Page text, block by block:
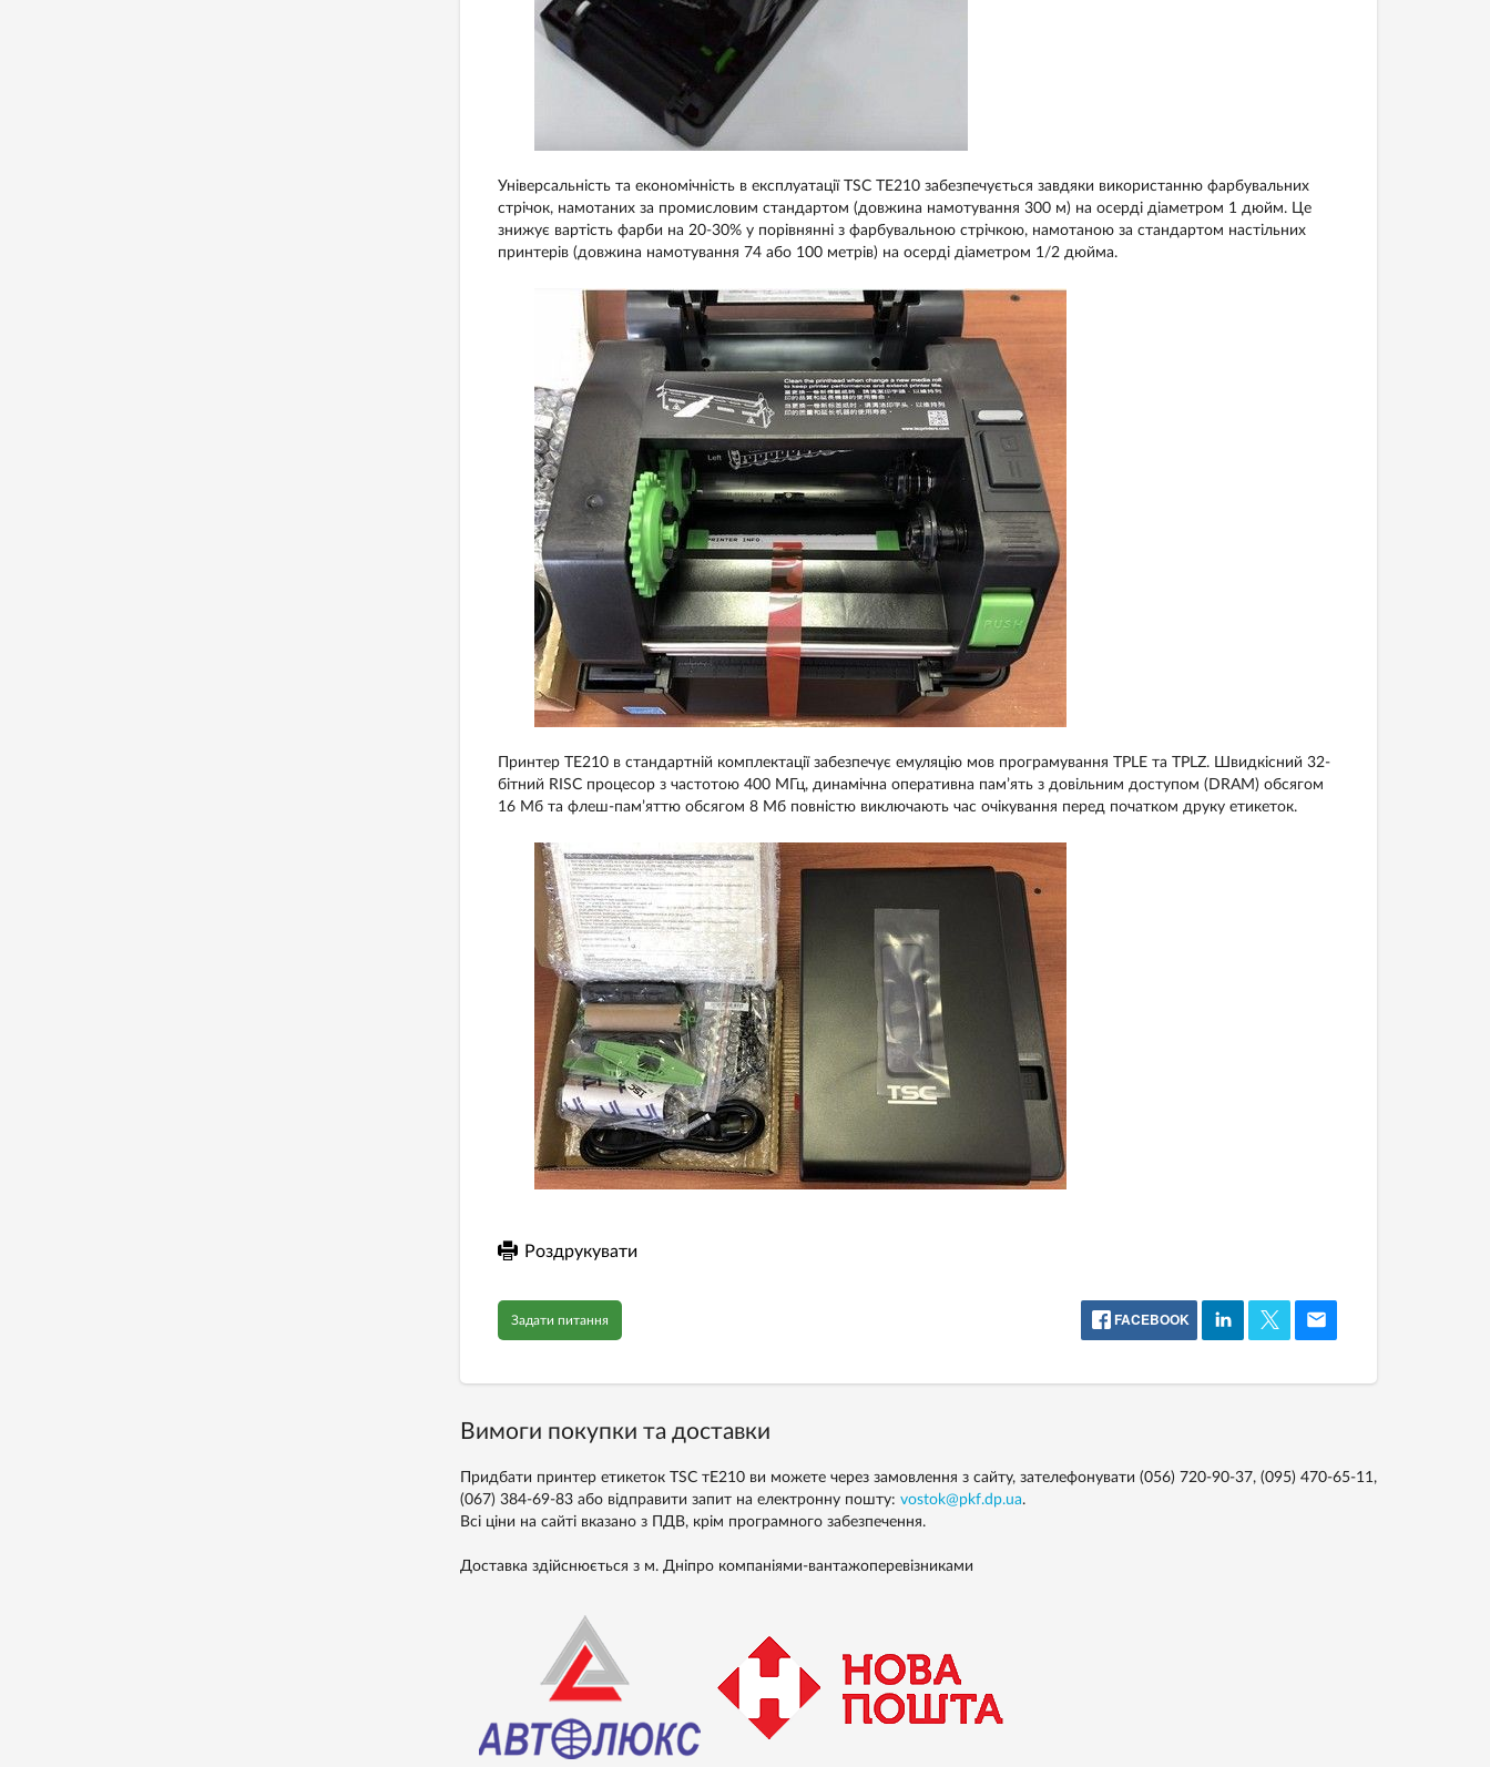
Універсальність та економічність в експлуатації TSC TE210 забезпечується завдяки використанню фарбувальних
стрічок, намотаних за промисловим стандартом (довжина намотування 300 м) на осерді діаметром 1 дюйм. Це
знижує вартість фарби на 20-30% у порівнянні з фарбувальною стрічкою, намотаною за стандартом настільних
принтерів (довжина намотування 74 або 100 метрів) на осерді діаметром 1/2 дюйма.
Принтер TE210 в стандартній комплектації забезпечує емуляцію мов програмування TPLE та TPLZ. Швидкісний 32-
бітний RISC процесор з частотою 400 МГц, динамічна оперативна пам’ять з довільним доступом (DRAM) обсягом
16 Мб та флеш-пам’яттю обсягом 8 Мб повністю виключають час очікування перед початком друку етикеток.
Роздрукувати
Задати питання FACEBOOK
Вимоги покупки та доставки
Придбати принтер етикеток TSC тE210 ви можете через замовлення з сайту, зателефонувати (056) 720-90-37, (095) 470-65-11,
(067) 384-69-83 або відправити запит на електронну пошту: vostok@pkf.dp.ua.
Всі ціни на сайті вказано з ПДВ, крім програмного забезпечення.
Доставка здійснюється з м. Дніпро компаніями-вантажоперевізниками